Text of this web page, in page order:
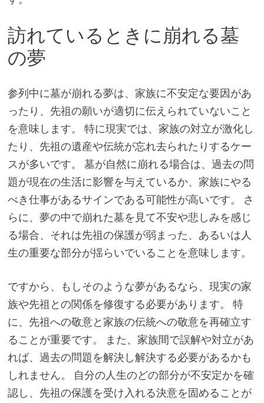
訪れているときに崩れる墓
の夢
参列中に墓が崩れる夢は、家族に不安定な要因があ
ったり、先祖の願いが適切に伝えられていないこと
を意味します。 特に現実では、家族の対立が激化し
たり、先祖の遺産や伝統が忘れ去られたりするケー
スが多いです。 墓が自然に崩れる場合は、過去の問
題が現在の生活に影響を与えているか、家族にやる
べき仕事があるサインである可能性が高いです。 さ
らに、夢の中で崩れた墓を見て不安や悲しみを感じ
る場合、それは先祖の保護が弱まった、あるいは人
生の重要な部分が揺らいでいることを意味します。
ですから、もしそのような夢があるなら、現実の家
族や先祖との関係を修復する必要があります。 特
に、先祖への敬意と家族の伝統への敬意を再確立す
ることが重要です。 また、家族間で誤解や対立があ
れば、過去の問題を解決し解決する必要があるかも
しれません。 自分の人生のどの部分が不安定かを確
認し、先祖の保護を受け入れる決意を固めることが